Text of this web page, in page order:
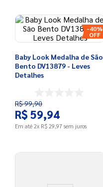
-40%
Baby Look Medalha de São
Bento DV13879 - Leves
Detalhes
R$99,90
R$ 59,94
Em até 2x R$ 29,97 sem juros